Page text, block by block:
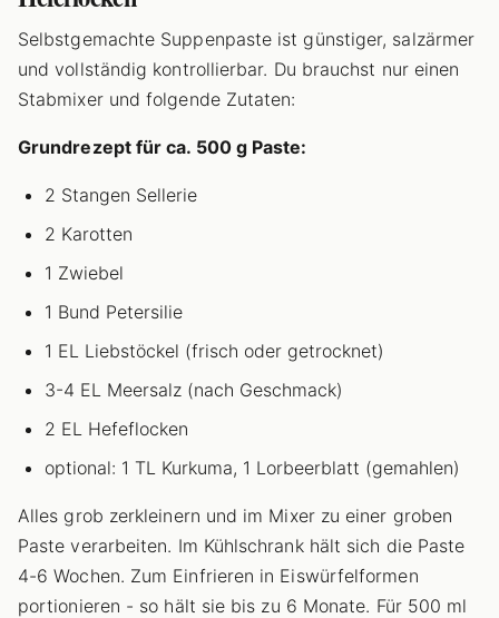
Selbstgemachte Suppenpaste ist günstiger, salzärmer
und vollständig kontrollierbar. Du brauchst nur einen
Stabmixer und folgende Zutaten:
Grundrezept für ca. 500 g Paste:
2 Stangen Sellerie
2 Karotten
1 Zwiebel
1 Bund Petersilie
1 EL Liebstöckel (frisch oder getrocknet)
3-4 EL Meersalz (nach Geschmack)
2 EL Hefeflocken
optional: 1 TL Kurkuma, 1 Lorbeerblatt (gemahlen)
Alles grob zerkleinern und im Mixer zu einer groben
Paste verarbeiten. Im Kühlschrank hält sich die Paste
4-6 Wochen. Zum Einfrieren in Eiswürfelformen
portionieren - so hält sie bis zu 6 Monate. Für 500 ml